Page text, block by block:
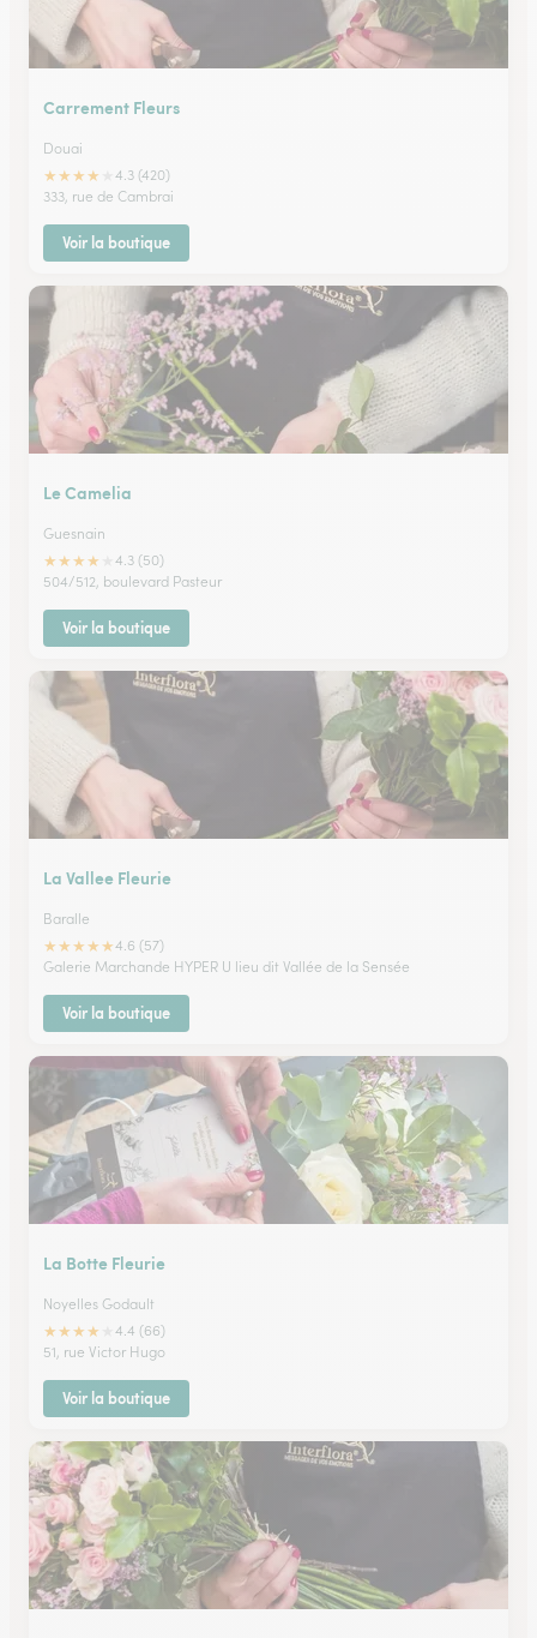
Carrement Fleurs
Douai
★★★★
4.3 (420)
333, rue de Cambrai
Voir la boutique
Le Camelia
Guesnain
★★★★
4.3 (50)
504/512, boulevard Pasteur
Voir la boutique
La Vallee Fleurie
Baralle
★★★★★4.6 (57)
Galerie Marchande HYPER U lieu dit Vallée de la Sensée
Voir la boutique
La Botte Fleurie
Noyelles Godault
★★★★
4.4 (66)
51, rue Victor Hugo
Voir la boutique